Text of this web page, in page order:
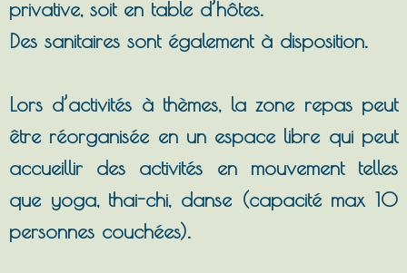
privative, soit en table d’hôtes.
Des sanitaires sont également à disposition.
Lors d’activités à thèmes, la zone repas peut
être réorganisée en un espace libre qui peut
accueillir des activités en mouvement telles
que yoga, thai-chi, danse (capacité max 10
personnes couchées).